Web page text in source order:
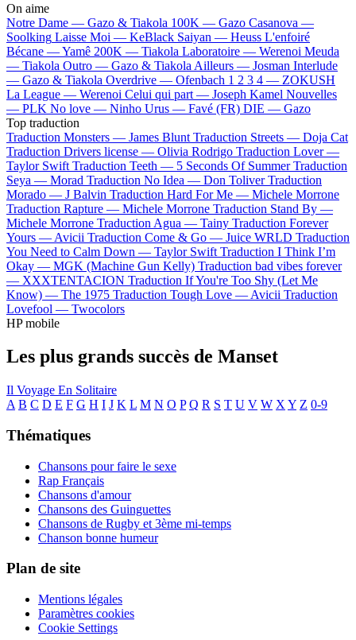
On aime
Notre Dame — Gazo & Tiakola 100K — Gazo Casanova —
Soolking Laisse Moi — KeBlack Saiyan — Heuss L'enfoiré
Bécane —Yamê 200K — Tiakola Laboratoire — Werenoi Meuda
— Tiakola Outro — Gazo & Tiakola Ailleurs — Josman Interlude
— Gazo & Tiakola Overdrive — Ofenbach 1 2 3 4 — ZOKUSH
La League — Werenoi Celui qui part — Joseph Kamel Nouvelles
— PLK No love — Ninho Urus — Favé (FR) DIE — Gazo
Top traduction
Traduction Monsters — James Blunt Traduction Streets — Doja Cat
Traduction Drivers license — Olivia Rodrigo Traduction Lover —
Taylor Swift Traduction Teeth — 5 Seconds Of Summer Traduction
Seya — Morad Traduction No Idea — Don Toliver Traduction
Morado — J Balvin Traduction Hard For Me — Michele Morrone
Traduction Rapture — Michele Morrone Traduction Stand By —
Michele Morrone Traduction Agua — Tainy Traduction Forever
Yours — Avicii Traduction Come & Go — Juice WRLD Traduction
You Need to Calm Down — Taylor Swift Traduction I Think I’m
Okay — MGK (Machine Gun Kelly) Traduction bad vibes forever
— XXXTENTACION Traduction If You're Too Shy (Let Me
Know) — The 1975 Traduction Tough Love — Avicii Traduction
Lovefool — Twocolors
HP mobile
Les plus grands succès de Manset
Il Voyage En Solitaire
A B C D E F G H I J K L M N O P Q R S T U V W X Y Z 0-9
Thématiques
Chansons pour faire le sexe
Rap Français
Chansons d'amour
Chansons des Guinguettes
Chansons de Rugby et 3ème mi-temps
Chanson bonne humeur
Plan de site
Mentions légales
Paramètres cookies
Cookie Settings